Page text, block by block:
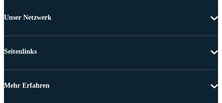
Unser Netzwerk
Seitenlinks
Mehr Erfahren